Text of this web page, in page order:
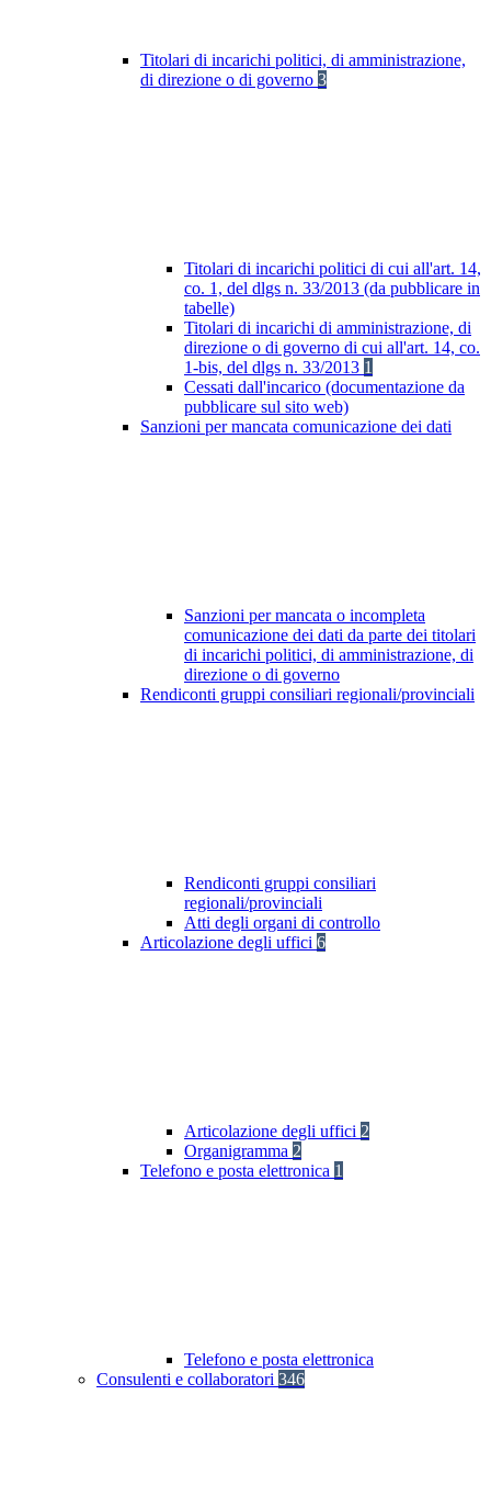
Titolari di incarichi politici, di amministrazione,
di direzione o di governo 3
Titolari di incarichi politici di cui all'art. 14,
co. 1, del dlgs n. 33/2013 (da pubblicare in
tabelle)
Titolari di incarichi di amministrazione, di
direzione o di governo di cui all'art. 14, co.
1-bis, del dlgs n. 33/2013 1
Cessati dall'incarico (documentazione da
pubblicare sul sito web)
Sanzioni per mancata comunicazione dei dati
Sanzioni per mancata o incompleta
comunicazione dei dati da parte dei titolari
di incarichi politici, di amministrazione, di
direzione o di governo
Rendiconti gruppi consiliari regionali/provinciali
Rendiconti gruppi consiliari
regionali/provinciali
Atti degli organi di controllo
Articolazione degli uffici 6
Articolazione degli uffici 2
Organigramma 2
Telefono e posta elettronica 1
Telefono e posta elettronica
Consulenti e collaboratori 346